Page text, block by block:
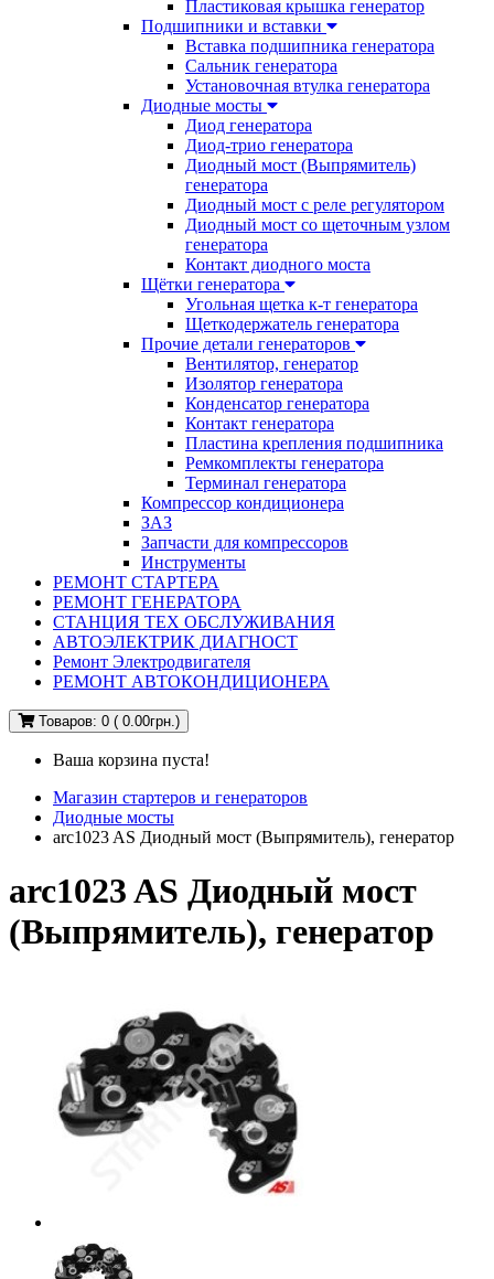
Пластиковая крышка генератор
Подшипники и вставки
Вставка подшипника генератора
Сальник генератора
Установочная втулка генератора
Диодные мосты
Диод генератора
Диод-трио генератора
Диодный мост (Выпрямитель)
генератора
Диодный мост с реле регулятором
Диодный мост со щеточным узлом
генератора
Контакт диодного моста
Щётки генератора
Угольная щетка к-т генератора
Щеткодержатель генератора
Прочие детали генераторов
Вентилятор, генератор
Изолятор генератора
Конденсатор генератора
Контакт генератора
Пластина крепления подшипника
Ремкомплекты генератора
Терминал генератора
Компрессор кондиционера
ЗАЗ
Запчасти для компрессоров
Инструменты
РЕМОНТ СТАРТЕРА
РЕМОНТ ГЕНЕРАТОРА
СТАНЦИЯ ТЕХ ОБСЛУЖИВАНИЯ
АВТОЭЛЕКТРИК ДИАГНОСТ
Ремонт Электродвигателя
РЕМОНТ АВТОКОНДИЦИОНЕРА
Товаров: 0 ( 0.00грн.)
Ваша корзина пуста!
Магазин стартеров и генераторов
Диодные мосты
arc1023 AS Диодный мост (Выпрямитель), генератор
arc1023 AS Диодный мост
(Выпрямитель), генератор